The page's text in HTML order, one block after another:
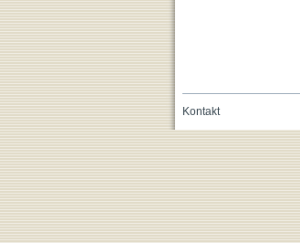
Kontakt